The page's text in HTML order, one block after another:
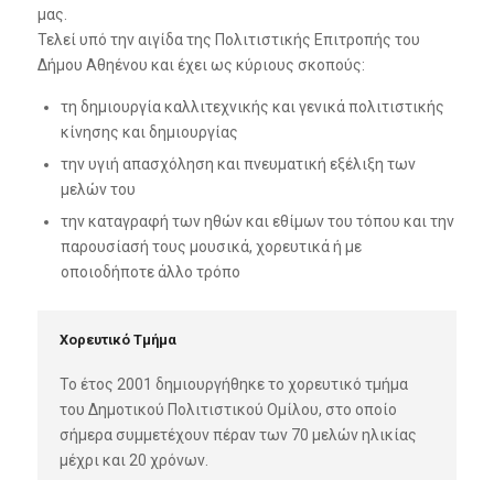
μας.
Τελεί υπό την αιγίδα της Πολιτιστικής Επιτροπής του
Δήμου Αθηένου και έχει ως κύριους σκοπούς:
τη δημιουργία καλλιτεχνικής και γενικά πολιτιστικής
κίνησης και δημιουργίας
την υγιή απασχόληση και πνευματική εξέλιξη των
μελών του
την καταγραφή των ηθών και εθίμων του τόπου και την
παρουσίασή τους μουσικά, χορευτικά ή με
οποιοδήποτε άλλο τρόπο
Χορευτικό Τμήμα
Το έτος 2001 δημιουργήθηκε το χορευτικό τμήμα
του Δημοτικού Πολιτιστικού Ομίλου, στο οποίο
σήμερα συμμετέχουν πέραν των 70 μελών ηλικίας
μέχρι και 20 χρόνων.